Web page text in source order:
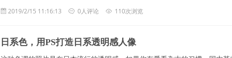
2019/2/15 11:16:13 0人评论 110次浏览
日系色，用PS打造日系透明感人像